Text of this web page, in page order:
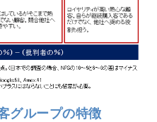
グループの特徴